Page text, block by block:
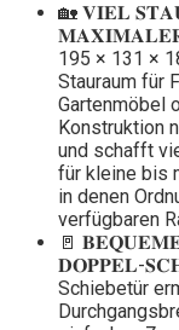
🏡 𝐕𝐈𝐄𝐋
𝐌𝐀𝐗𝐈𝐌𝐀𝐋𝐄𝐑
195 × 131 ×
Stauraum für
Gartenmöbel
Konstruktion
und schafft
für kleine bis
in denen
verfügbaren
🚪
𝐃𝐎𝐏𝐏𝐄𝐋-
Schiebetür